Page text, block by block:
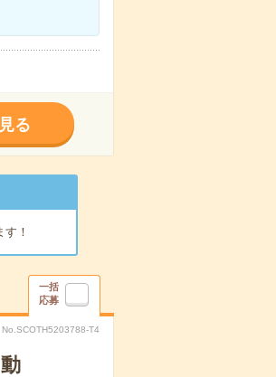
る
す！
一括
応募
No.SCOTH5203788-T4